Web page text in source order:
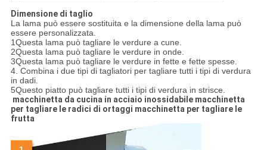
Dimensione di taglio
La lama può essere sostituita e la dimensione della lama può
essere personalizzata.
1Questa lama può tagliare le verdure a cune.
2Questa lama può tagliare le verdure in onde.
3Questa lama può tagliare le verdure in fette e fette spesse.
4. Combina i due tipi di tagliatori per tagliare tutti i tipi di verdura
in dadi.
5Questo piatto può tagliare tutti i tipi di verdura in strisce.
macchinetta da cucina in acciaio inossidabile macchinetta
per tagliare le radici di ortaggi macchinetta per tagliare le
frutta